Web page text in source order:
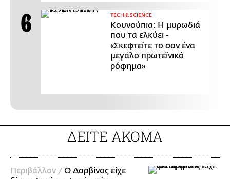
ΤECH & SCIENCE
Κουνούπια: Η μυρωδιά
που τα ελκύει -
«Σκεφτείτε το σαν ένα
μεγάλο πρωτεϊνικό
ρόφημα»
ΔΕΙΤΕ ΑΚΟΜΑ
Περιβάλλον /Ο Δαρβίνος είχε